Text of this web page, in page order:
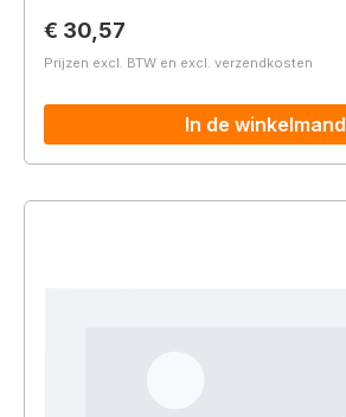
Normale prijs:
€ 30,57
Prijzen excl. BTW en excl. verzendkosten
In de winkelmand